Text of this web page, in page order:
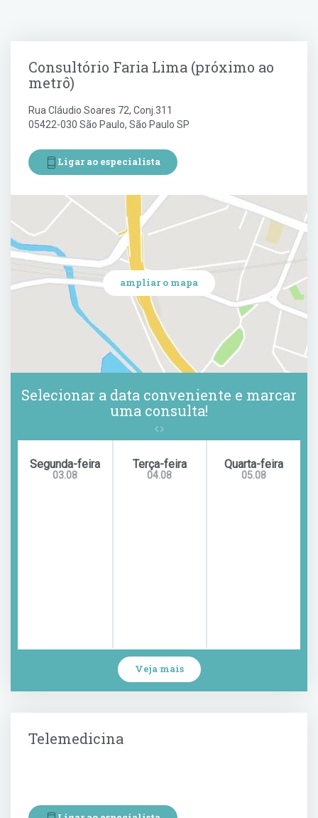
Oxiurasis ou enterobíase
Consultório Faria Lima (próximo ao
metrô)
Rua Cláudio Soares 72, Conj.311
05422-030 São Paulo, São Paulo SP
Ligar ao especialista
ampliar o mapa
Selecionar a data conveniente e marcar
uma consulta!
Segunda-feira
03.08
Terça-feira
04.08
Quarta-feira
05.08
Veja mais
Telemedicina